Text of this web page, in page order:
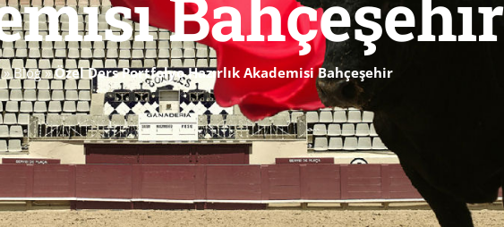
»Blog»Özel Ders Portfolyo Hazırlık Akademisi Bahçeşehir